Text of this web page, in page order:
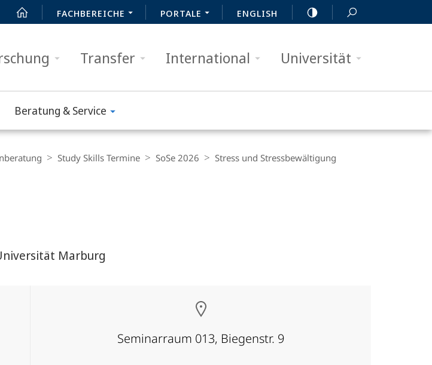
FACHBEREICHE PORTALE ENGLISH
Transfer International Universität
Beratung & Service
Study Skills Termine SoSe 2026 Stress und Stressbewältigung
Marburg
Seminarraum 013, Biegenstr. 9